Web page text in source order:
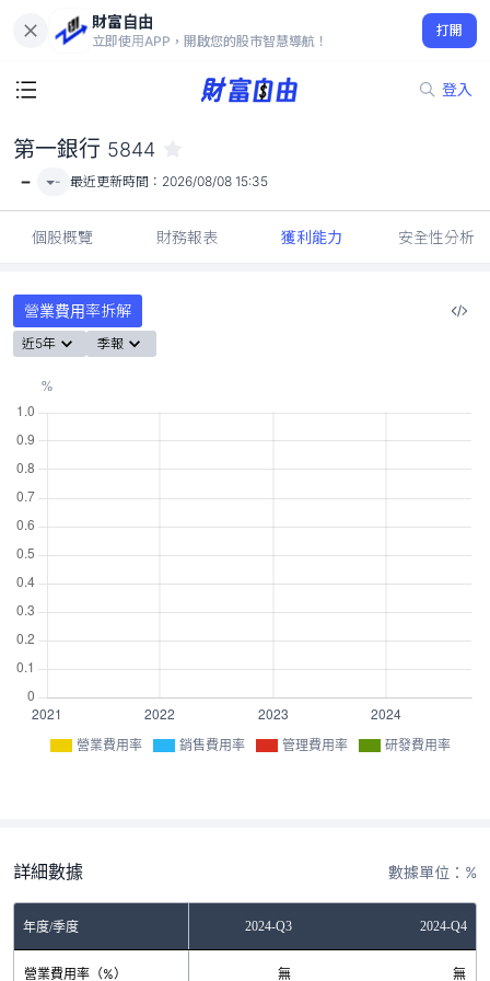
財富自由
立即使用APP，開啟您的股市智慧導航！
打開
登入
-
第一銀行 5844
- - 最近更新時間： 2026/08/08 15:35
個股概覽 財務報表 獲利能力 安全性分析
營業費用率拆解
近5年 季報
營業費用率 銷售費用率 管理費用率 研發費用率
詳細數據 數據單位：%
年度/季度2024-Q2 2024-Q3 2024-Q4
營業費用率（%）
無 無 無